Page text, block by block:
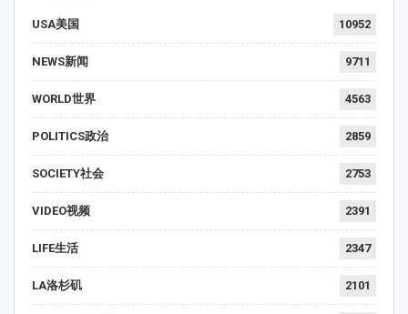
USA美国 10952
NEWS新闻 9711
WORLD世界 4563
POLITICS政治 2859
SOCIETY社会 2753
VIDEO视频 2391
LIFE生活 2347
LA洛杉矶 2101